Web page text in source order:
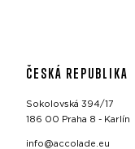
ČESKÁ REPUBLIKA
Sokolovská 394/17
186 00 Praha 8 - Karlín
info@accolade.eu